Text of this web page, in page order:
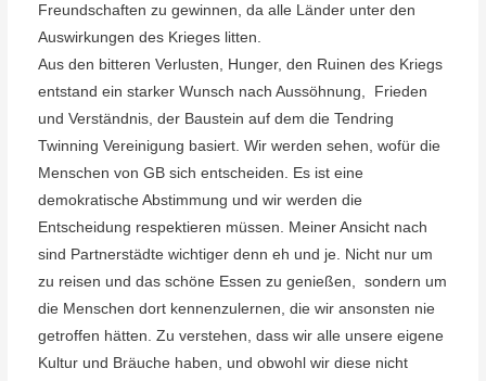
Freundschaften zu gewinnen, da alle Länder unter den
Auswirkungen des Krieges litten.
Aus den bitteren Verlusten, Hunger, den Ruinen des Kriegs
entstand ein starker Wunsch nach Aussöhnung, Frieden
und Verständnis, der Baustein auf dem die Tendring
Twinning Vereinigung basiert. Wir werden sehen, wofür die
Menschen von GB sich entscheiden. Es ist eine
demokratische Abstimmung und wir werden die
Entscheidung respektieren müssen. Meiner Ansicht nach
sind Partnerstädte wichtiger denn eh und je. Nicht nur um
zu reisen und das schöne Essen zu genießen, sondern um
die Menschen dort kennenzulernen, die wir ansonsten nie
getroffen hätten. Zu verstehen, dass wir alle unsere eigene
Kultur und Bräuche haben, und obwohl wir diese nicht